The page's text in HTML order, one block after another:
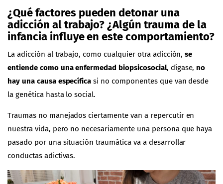
¿Qué factores pueden detonar una
adicción al trabajo? ¿Algún trauma de la
infancia influye en este comportamiento?
La adicción al trabajo, como cualquier otra adicción,se
entiende como una enfermedad biopsicosocial, dígase, no
hay una causa específica si no componentes que van desde
la genética hasta lo social.
Traumas no manejados ciertamente van a repercutir en
nuestra vida, pero no necesariamente una persona que haya
pasado por una situación traumática va a desarrollar
conductas adictivas.